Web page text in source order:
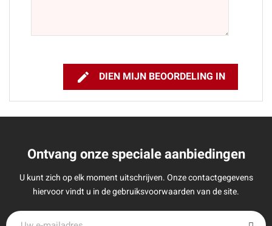
 DIEN MIJN BEOORDELING IN
Ontvang onze speciale aanbiedingen
U kunt zich op elk moment uitschrijven. Onze contactgegevens
hiervoor vindt u in de gebruiksvoorwaarden van de site.